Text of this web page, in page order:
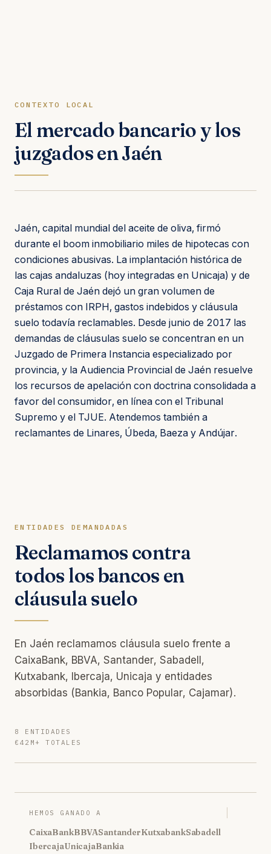
CONTEXTO LOCAL
El mercado bancario y los
juzgados en Jaén
Jaén, capital mundial del aceite de oliva, firmó
durante el boom inmobiliario miles de hipotecas con
condiciones abusivas. La implantación histórica de
las cajas andaluzas (hoy integradas en Unicaja) y de
Caja Rural de Jaén dejó un gran volumen de
préstamos con IRPH, gastos indebidos y cláusula
suelo todavía reclamables. Desde junio de 2017 las
demandas de cláusulas suelo se concentran en un
Juzgado de Primera Instancia especializado por
provincia, y la Audiencia Provincial de Jaén resuelve
los recursos de apelación con doctrina consolidada a
favor del consumidor, en línea con el Tribunal
Supremo y el TJUE. Atendemos también a
reclamantes de Linares, Úbeda, Baeza y Andújar.
ENTIDADES DEMANDADAS
Reclamamos contra
todos los bancos en
cláusula suelo
En Jaén reclamamos cláusula suelo frente a
CaixaBank, BBVA, Santander, Sabadell,
Kutxabank, Ibercaja, Unicaja y entidades
absorbidas (Bankia, Banco Popular, Cajamar).
8 ENTIDADES
€42M+ TOTALES
HEMOS GANADO A
CaixaBankBBVASantanderKutxabankSabadell
IbercajaUnicajaBankia